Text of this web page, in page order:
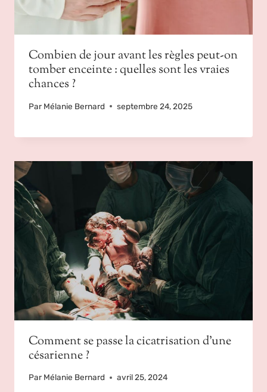
Combien de jour avant les règles peut-on
tomber enceinte : quelles sont les vraies
chances ?
Par Mélanie Bernard septembre 24, 2025
Comment se passe la cicatrisation d’une
césarienne ?
Par Mélanie Bernard avril 25, 2024